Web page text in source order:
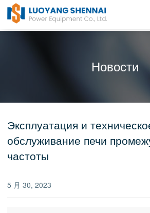
Новости
Эксплуатация и
обслуживание печи
частоты
5 月 30, 2023